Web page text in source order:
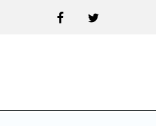
FacebookTwitter